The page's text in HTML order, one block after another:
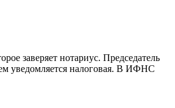
заверяет нотариус. Председатель
уведомляется налоговая. В ИФНС